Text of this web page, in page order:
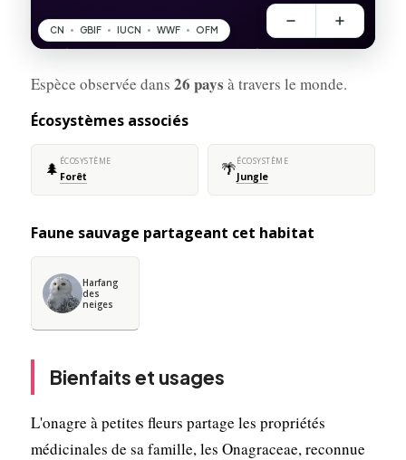
Espèce observée dans 26 pays à travers le monde.
Écosystèmes associés
🌲 ÉCOSYSTÈME
Forêt 🌴ÉCOSYSTÈME
Jungle
Faune sauvage partageant cet habitat
Harfang
des
neiges
Bienfaits et usages
L'onagre à petites fleurs partage les propriétés
médicinales de sa famille, les Onagraceae, reconnue